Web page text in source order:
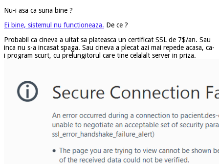
Nu-i asa ca suna bine ?
Ei bine, sistemul nu functioneaza. De ce ?
Probabil ca cineva a uitat sa plateasca un certificat SSL de 7$/an. Sau
inca nu s-a incasat spaga. Sau cineva a plecat azi mai repede acasa, ca-
i program scurt, cu prelungitorul care tine celalalt server in priza.